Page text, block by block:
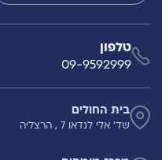
טלפון
09-9592999
בית החולים
שד' אלי לנדאו 7 , הרצליה